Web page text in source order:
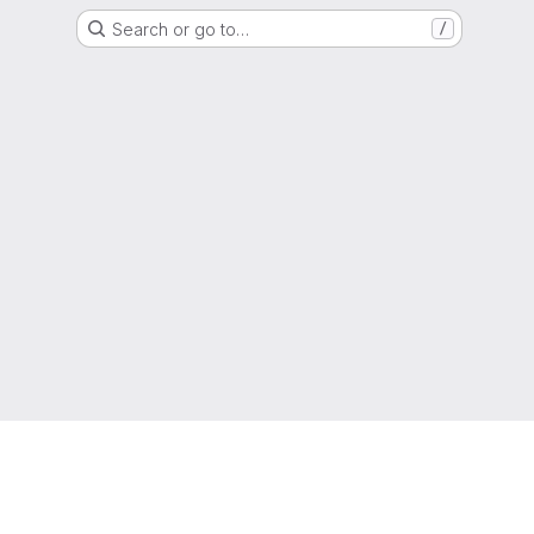
Search or go to… /